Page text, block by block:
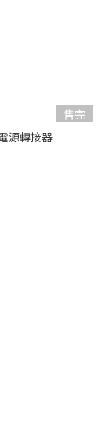
售完
源轉接器